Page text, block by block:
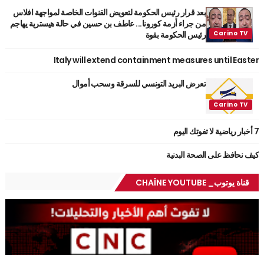
بعد قرار رئيس الحكومة لتعويض القنوات الخاصة لمواجهة افلاس
من جراء أزمة كورونا... عاطف بن حسين في حالة هيسترية يهاجم
رئيس الحكومة بقوة
Italy will extend containment measures until Easter
تعرض البريد التونسي للسرقة وسحب أموال
7 أخبار رياضية لا تفوتك اليوم
كيف نحافظ على الصحة البدنية
قناة يوتوب_ CHAÎNE YOUTUBE